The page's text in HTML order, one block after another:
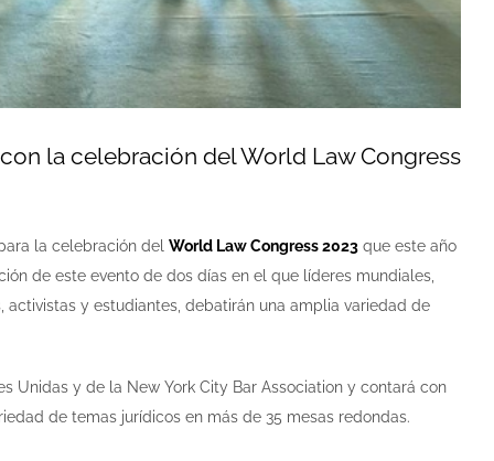
la celebración del World Law Congress
la celebración del World Law Congress 2023 que este año
de este evento de dos días en el que líderes mundiales,
y estudiantes, debatirán una amplia variedad de
Unidas y de la New York City Bar Association y contará con
de temas jurídicos en más de 35 mesas redondas.